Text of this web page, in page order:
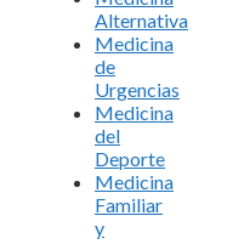
Alternativa
Medicina
de
Urgencias
Medicina
del
Deporte
Medicina
Familiar
y